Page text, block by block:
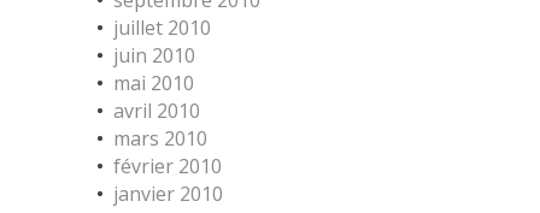
juillet 2010
juin 2010
mai 2010
avril 2010
mars 2010
février 2010
janvier 2010